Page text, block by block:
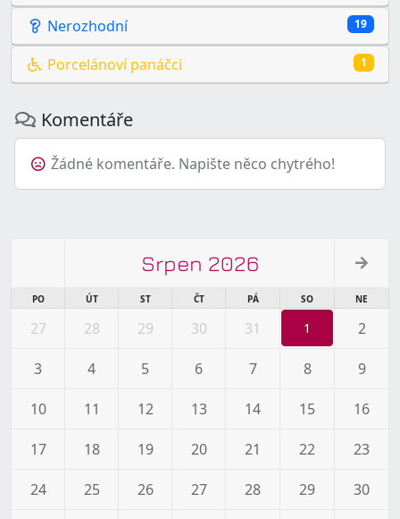
Nerozhodní 19
Porcelánoví panáčci 1
Komentáře
Žádné komentáře. Napište něco chytrého!
Srpen 2026
PO ÚT ST ČT PÁ SO NE
27 28 29 30 31 1 2
3 4 5 6 7 8 9
10 11 12 13 14 15 16
17 18 19 20 21 22 23
24 25 26 27 28 29 30